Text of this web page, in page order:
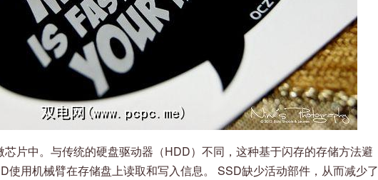
片中。与传统的硬盘驱动器（HDD）不同，这种基于闪存的存储方法避
使用机械臂在存储盘上读取和写入信息。 SSD缺少活动部件，从而减少了